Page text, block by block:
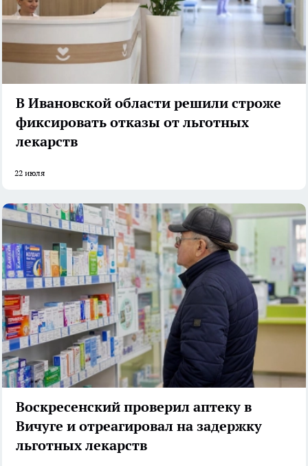
В Ивановской области решили строже
фиксировать отказы от льготных
лекарств
22 июля
Воскресенский проверил аптеку в
Вичуге и отреагировал на задержку
льготных лекарств